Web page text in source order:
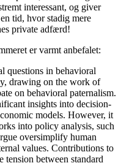
interessant, og giver
tid, hvor stadig mere
private adfærd!
er varmt anbefalet:
questions in behavioral
drawing on the work of
on behavioral paternalism.
insights into decision-
models. However, it
into policy analysis, such
oversimplify human
values. Contributions to
tension between standard